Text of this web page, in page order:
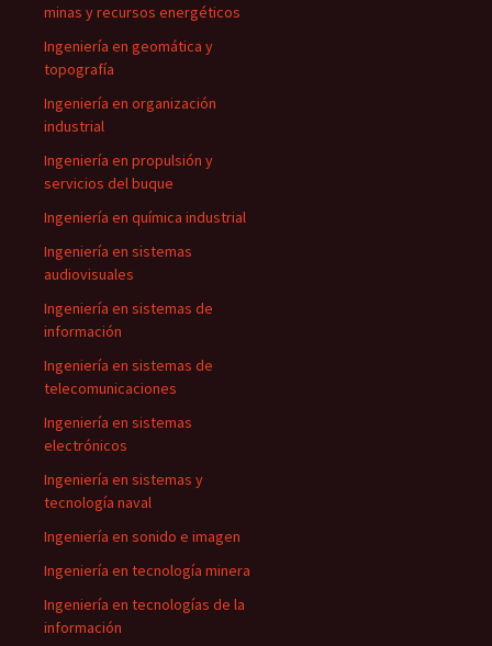
minas y recursos energéticos
Ingeniería en geomática y
topografía
Ingeniería en organización
industrial
Ingeniería en propulsión y
servicios del buque
Ingeniería en química industrial
Ingeniería en sistemas
audiovisuales
Ingeniería en sistemas de
información
Ingeniería en sistemas de
telecomunicaciones
Ingeniería en sistemas
electrónicos
Ingeniería en sistemas y
tecnología naval
Ingeniería en sonido e imagen
Ingeniería en tecnología minera
Ingeniería en tecnologías de la
información